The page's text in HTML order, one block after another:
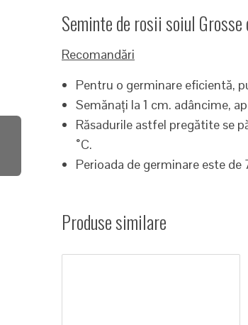
Seminte de rosii soiul
Recomandări
Pentru o germinare eficientă,
Semănați la 1 cm. adâncime,
Răsadurile astfel pregătite se
˚C.
Perioada de germinare este de
Produse similare